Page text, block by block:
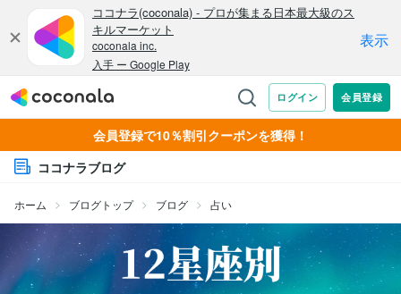
会員登録で10％割引クーポンを獲得！
ココナラブログ
ホーム ブログトップ ブログ 占い